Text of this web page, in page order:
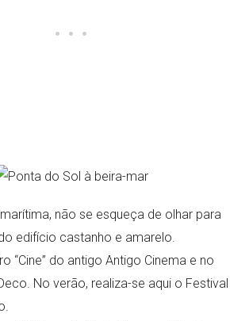
não se esqueça de olhar para
edifício castanho e amarelo.
“Cine” do antigo Antigo Cinema e no
No verão, realiza-se aqui o Festival